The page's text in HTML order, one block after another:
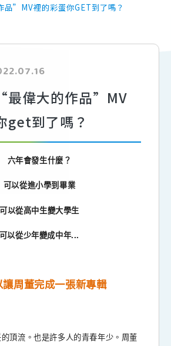
”MV裡的彩蛋你GET到了嗎？
最偉大的作品”MV
get到了嗎？
六年會發生什麼？
可以從進小學到畢業
可以從高中生變大學生
可以從少年變成中年...
讓周董完成一張新專輯
頂流。也是許多人的青春年少。周董